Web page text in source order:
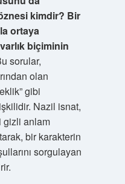
kimdir? Bir
ortaya
biçiminin
sorular,
olan
gibi
Nazil isnat,
gizli anlam
bir karakterin
sorgulayan